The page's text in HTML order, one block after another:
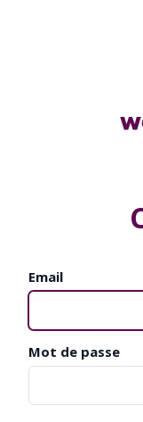
Email
Mot de passe